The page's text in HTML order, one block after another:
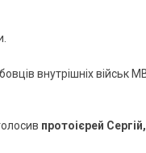
протоієрей Сергій,